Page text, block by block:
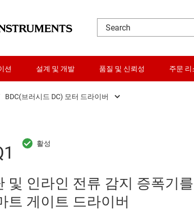
션 설계 및 개발 품질 및 신뢰성 주문 리
마이크로파
컨버터
전압 변환
인터페이스
BDC(브러시드 DC) 모터 드라이버
광학 디스크 드라이버
브러시리스 DC(BLDC) 모터 드라이버
및 인라인 전류 감지 증폭기
트 게이트 드라이버